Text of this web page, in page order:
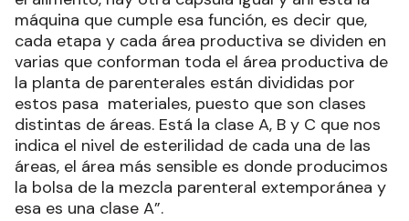
máquina que cumple esa función, es decir que,
cada etapa y cada área productiva se dividen en
varias que conforman toda el área productiva de
la planta de parenterales están divididas por
estos pasa materiales, puesto que son clases
distintas de áreas. Está la clase A, B y C que nos
indica el nivel de esterilidad de cada una de las
áreas, el área más sensible es donde producimos
la bolsa de la mezcla parenteral extemporánea y
esa es una clase A”.